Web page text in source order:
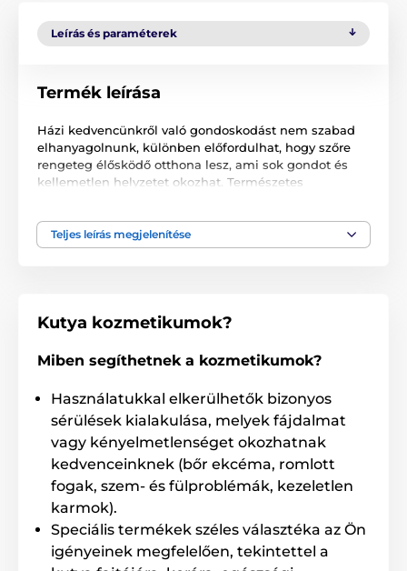
Leírás és paraméterek
Termék leírása
Házi kedvencünkről való gondoskodást nem szabad
elhanyagolnunk, különben előfordulhat, hogy szőre
rengeteg élősködő otthona lesz, ami sok gondot és
kellemetlen helyzetet okozhat. Természetes
ugyanakkor hatékony és egyszerű módszer a
kellemetlen paraziták eltávolítására.
Összetevők
: alkohol, víz, trideceth 9, citronella illóolaj,
margosa kivonat, muskátli olaj, levandin olaj, parfüm,
A termék előnyei:
3 repellens hatású hatóanyag
Védi a háziállatok bőrét
Nincs ellenjavallat
Nincs mellékhatás
Alkalmas vemhes szukák és kölykök számára
Teljes leírás megjelenítése
Kutya kozmetikumok?
Miben segíthetnek a kozmetikumok?
Használatukkal elkerülhetők bizonyos
sérülések kialakulása, melyek fájdalmat
vagy kényelmetlenséget okozhatnak
kedvenceinknek (bőr ekcéma, romlott
fogak, szem- és fülproblémák, kezeletlen
karmok).
Speciális termékek széles választéka az Ön
igényeinek megfelelően, tekintettel a